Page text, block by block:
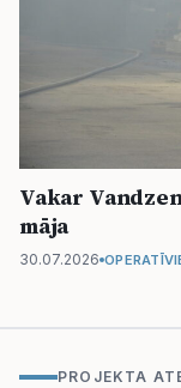
Vakar
māja
30.07.2026
PROJEKTA